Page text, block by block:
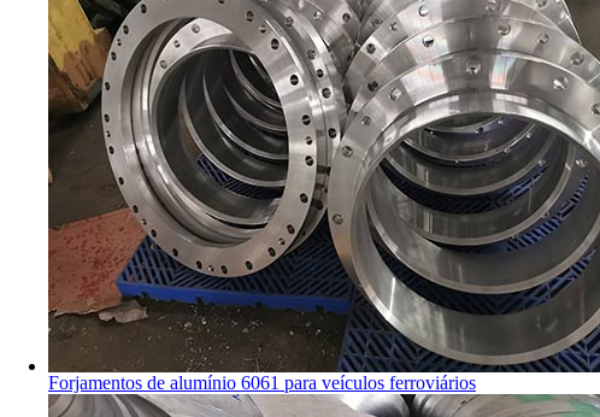
Forjamentos de alumínio 6061 para veículos ferroviários